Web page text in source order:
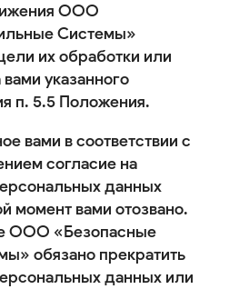
ООО
Системы»
их обработки или
указанного
п. 5.5 Положения.
вами в соответствии с
согласие на
данных
момент вами отозвано.
ООО «Безопасные
обязано прекратить
данных или